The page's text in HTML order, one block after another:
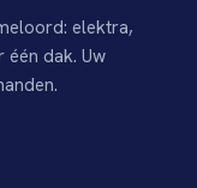
elektra,
dak. Uw